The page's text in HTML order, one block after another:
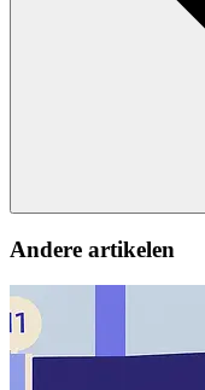
Andere artikelen